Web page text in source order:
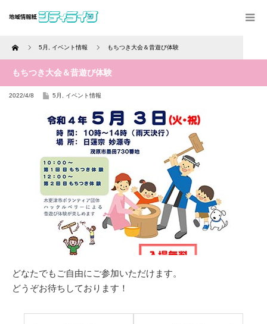
Home 5月 イベント情報 もちつき大会＆昔遊び体験
もちつき大会＆昔遊び体験
2022/4/8 5月 イベント情報
どなたでもご自由にご参加いただけます。
どうぞお待ちしております！